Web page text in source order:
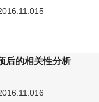
后的相关性分析